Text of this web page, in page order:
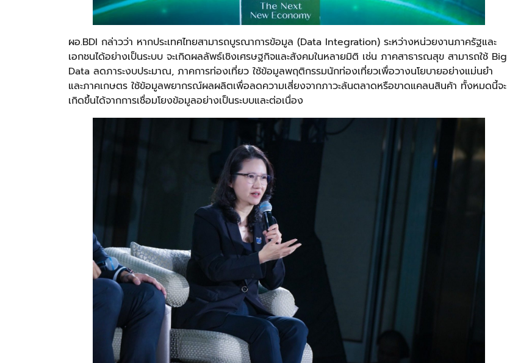
ผอ.BDI กล่าวว่า หากประเทศไทยสามารถบูรณาการข้อมูล (Data Integration) ระหว่างหน่วยงานภาครัฐและ
เอกชนได้อย่างเป็นระบบ จะเกิดผลลัพธ์เชิงเศรษฐกิจและสังคมในหลายมิติ เช่น ภาคสาธารณสุข สามารถใช้ Big
Data ลดภาระงบประมาณ, ภาคการท่องเที่ยว ใช้ข้อมูลพฤติกรรมนักท่องเที่ยวเพื่อวางนโยบายอย่างแม่นยำ
และภาคเกษตร ใช้ข้อมูลพยากรณ์ผลผลิตเพื่อลดความเสี่ยงจากภาวะล้นตลาดหรือขาดแคลนสินค้า ทั้งหมดนี้จะ
เกิดขึ้นได้จากการเชื่อมโยงข้อมูลอย่างเป็นระบบและต่อเนื่อง